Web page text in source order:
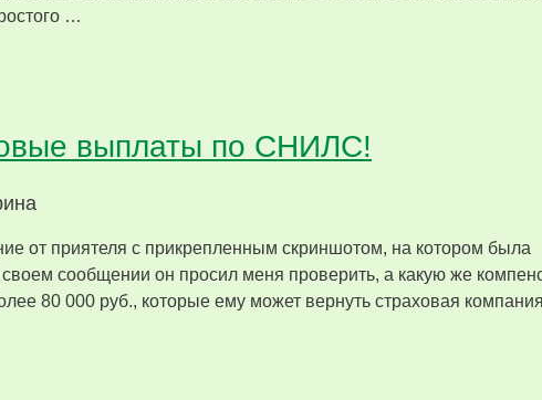
…
выплаты по СНИЛС!
от приятеля с прикрепленным скриншотом, на котором была
сообщении он просил меня проверить, а какую же
80 000 руб., которые ему может вернуть страховая